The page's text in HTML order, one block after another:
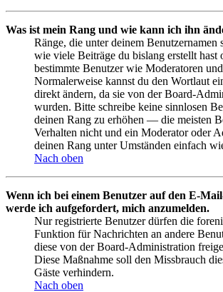
Was ist mein Rang und wie kann ich ihn
Ränge, die unter deinem Benutzernamen
wie viele Beiträge du bislang erstellt hast
bestimmte Benutzer wie Moderatoren
Normalerweise kannst du den Wortlaut
direkt ändern, da sie von der Board-
wurden. Bitte schreibe keine sinnlosen
deinen Rang zu erhöhen — die meisten
Verhalten nicht und ein Moderator oder
deinen Rang unter Umständen einfach
Nach oben
Wenn ich bei einem Benutzer auf den E-
werde ich aufgefordert, mich anzumelden.
Nur registrierte Benutzer dürfen die
Funktion für Nachrichten an andere
diese von der Board-Administration
Diese Maßnahme soll den Missbrauch
Gäste verhindern.
Nach oben